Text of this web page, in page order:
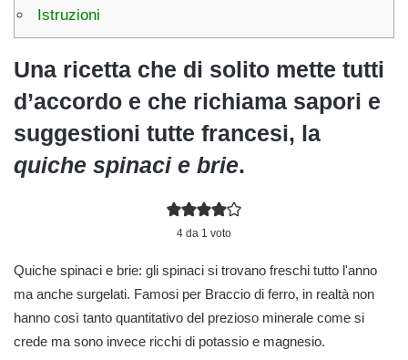
Istruzioni
Una ricetta che di solito mette tutti
d’accordo e che richiama sapori e
suggestioni tutte francesi, la
quiche spinaci e brie.
4 da 1 voto
Quiche spinaci e brie: gli spinaci si trovano freschi tutto l'anno
ma anche surgelati. Famosi per Braccio di ferro, in realtà non
hanno così tanto quantitativo del prezioso minerale come si
crede ma sono invece ricchi di potassio e magnesio.